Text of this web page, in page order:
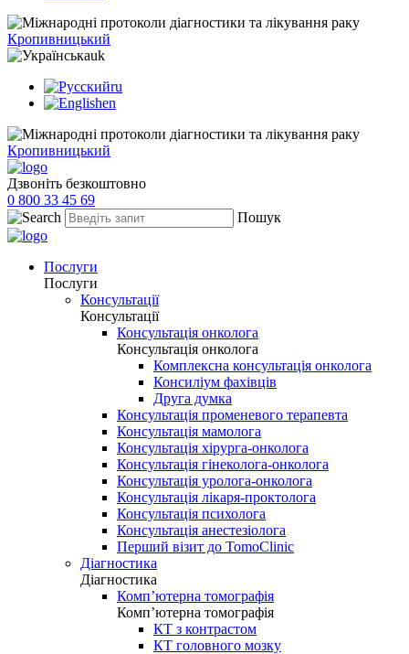
Кропивницький
uk
ru
en
Кропивницький
Дзвоніть безкоштовно
0 800 33 45 69
Пошук
Послуги
Послуги
Консультації
Консультації
Консультація онколога
Консультація онколога
Комплексна консультація онколога
Консиліум фахівців
Друга думка
Консультація променевого терапевта
Консультація мамолога
Консультація хірурга-онколога
Консультація гінеколога-онколога
Консультація уролога-онколога
Консультація лікаря-проктолога
Консультація психолога
Консультація анестезіолога
Перший візит до TomoClinic
Діагностика
Діагностика
Комп’ютерна томографія
Комп’ютерна томографія
КТ з контрастом
КТ головного мозку